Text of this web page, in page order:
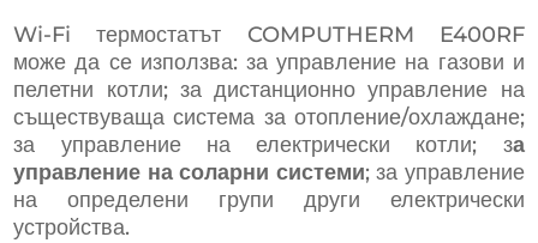
Wi-Fi термостатът COMPUTHERM E400RF
може да се използва: за управление на газови и
пелетни котли; за дистанционно управление на
съществуваща система за отопление/охлаждане;
за управление на електрически котли; за
управление на соларни системи; за управление
на определени групи други електрически
устройства.